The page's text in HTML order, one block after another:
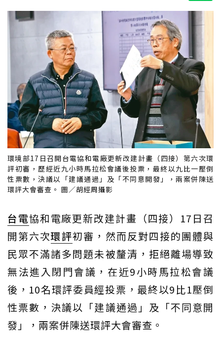
環境部17日召開台電協和電廠更新改建計畫（四接）第六次環
評初審，歷經近九小時馬拉松會議後投票，最終以九比一壓倒
性票數，決議以「建議通過」及「不同意開發」，兩案併陳送
環評大會審查。 圖／胡經周攝影
台電協和電廠更新改建計畫（四接）17日召
開第六次環評初審，然而反對四接的團體與
民眾不滿諸多問題未被釐清，拒絕離場導致
無法進入閉門會議，在近9小時馬拉松會議
後，10名環評委員經投票，最終以9比1壓倒
性票數，決議以「建議通過」及「不同意開
發」，兩案併陳送環評大會審查。